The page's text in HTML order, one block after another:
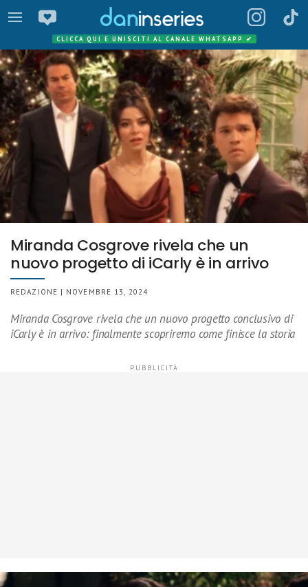
CLICCA QUI E UNISCITI AL CANALE WHATSAPP ✔
Miranda Cosgrove rivela che un
nuovo progetto di iCarly è in arrivo
REDAZIONE | NOVEMBRE 13, 2024
Miranda Cosgrove rivela che un nuovo progetto conclusivo di
iCarly è in arrivo: finalmente scopriremo come finisce la storia